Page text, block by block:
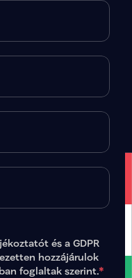
és a GDPR
hozzájárulok
foglaltak szerint.*